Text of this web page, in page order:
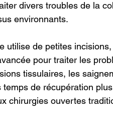
divers troubles de la
environnants.
utilise de petites incisions,
pour traiter les
tissulaires, les
de récupération
chirurgies ouvertes